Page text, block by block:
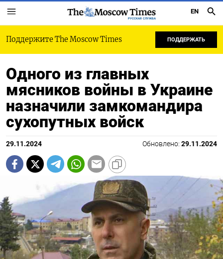
РУССКАЯ СЛУЖБА
EN
Поддержите The Moscow Times ПОДДЕРЖАТЬ
Одного из главных
мясников войны в Украине
назначили замкомандира
сухопутных войск
29.11.2024 Обновлено: 29.11.2024